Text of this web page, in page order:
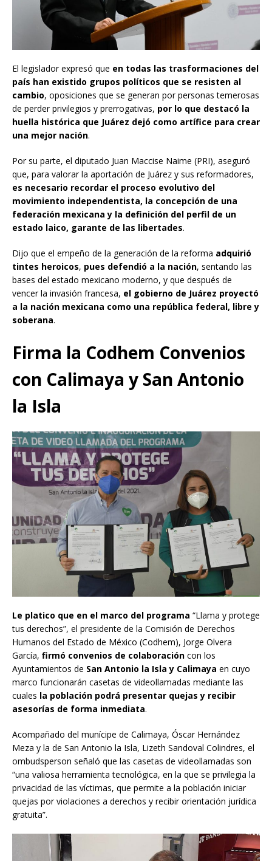
El legislador expresó que en todas las trasformaciones del
país han existido grupos políticos que se resisten al
cambio, oposiciones que se generan por personas temerosas
de perder privilegios y prerrogativas, por lo que destacó la
huella histórica que Juárez dejó como artífice para crear
una mejor nación.
Por su parte, el diputado Juan Maccise Naime (PRI), aseguró
que, para valorar la aportación de Juárez y sus reformadores,
es necesario recordar el proceso evolutivo del
movimiento independentista, la concepción de una
federación mexicana y la definición del perfil de un
estado laico, garante de las libertades.
Dijo que el empeño de la generación de la reforma adquirió
tintes heroicos, pues defendió a la nación, sentando las
bases del estado mexicano moderno, y que después de
vencer la invasión francesa, el gobierno de Juárez proyectó
a la nación mexicana como una república federal, libre y
soberana.
Firma la Codhem Convenios
con Calimaya y San Antonio
la Isla
Le platico que en el marco del programa “Llama y protege
tus derechos”, el presidente de la Comisión de Derechos
Humanos del Estado de México (Codhem), Jorge Olvera
García, firmó convenios de colaboración con los
Ayuntamientos de San Antonio la Isla y Calimaya en cuyo
marco funcionarán casetas de videollamadas mediante las
cuales la población podrá presentar quejas y recibir
asesorías de forma inmediata.
Acompañado del munícipe de Calimaya, Óscar Hernández
Meza y la de San Antonio la Isla, Lizeth Sandoval Colindres, el
ombudsperson señaló que las casetas de videollamadas son
“una valiosa herramienta tecnológica, en la que se privilegia la
privacidad de las víctimas, que permite a la población iniciar
quejas por violaciones a derechos y recibir orientación jurídica
gratuita”.